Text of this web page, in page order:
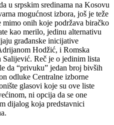
u srpskim sredinama na Kosovu
mogućnost izbora, još je teže
mimo onih koje podržava biračko
kao merilo, jedinu alternativu
građanske inicijative
Hodžić, i Romska
Reč je o jedinim lista
da “privuku” jedan broj bivših
odluke Centralne izborne
glasovi koje su ove liste
ni opcija da se one
dijalog koja predstavnici